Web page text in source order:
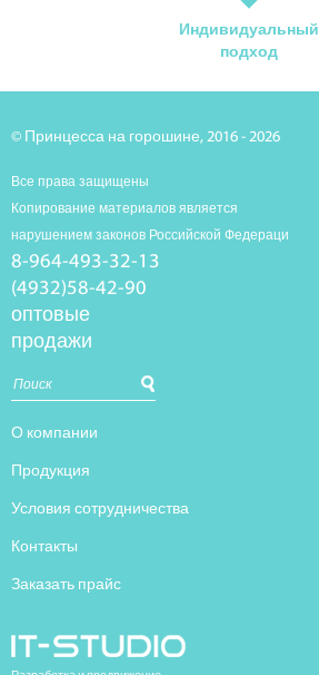
Индивидуальный
подход
© Принцесса на горошине, 2016 - 2026
Все права защищены
Копирование материалов является
нарушением законов Российской Федераци
8-964-493-32-13
(4932)58-42-90
оптовые
продажи
О компании
Продукция
Условия сотрудничества
Контакты
Заказать прайс